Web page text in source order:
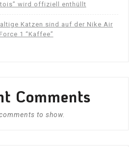
wird offiziell enthüllt
Katzen sind auf der Nike Air
Force 1 “Kaffee”
Comments
to show.